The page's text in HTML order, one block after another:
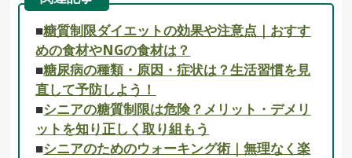
■糖質制限ダイエットの効果や注意点｜おすす
めの食材やNGの食材は？
■糖尿病の種類・原因・症状は？生活習慣を見
直して予防しよう！
■シニアの糖質制限は危険？メリット・デメリ
ットを知り正しく取り組もう
■シニアのためのウォーキング術｜無理なく楽